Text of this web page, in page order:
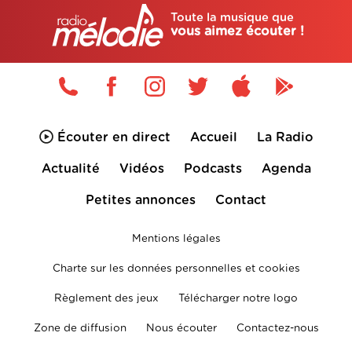
Toute la musique que
vous aimez écouter !
Écouter en direct Accueil La Radio
Actualité Vidéos Podcasts Agenda
Petites annonces Contact
Mentions légales
Charte sur les données personnelles et cookies
Règlement des jeux Télécharger notre logo
Zone de diffusion Nous écouter Contactez-nous